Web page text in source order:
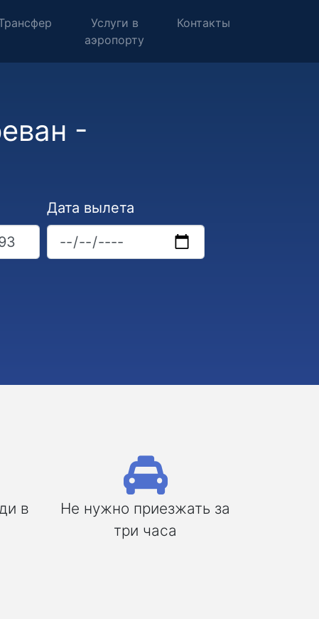
Услуги в
аэропорту
Контакты
-
Дата вылета
в
Не нужно приезжать за
три часа